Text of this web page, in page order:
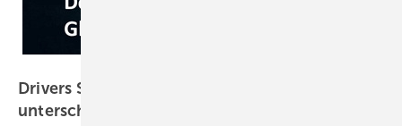
Drivers Seat 42: Weiterempfehlungen – die
unterschätzte